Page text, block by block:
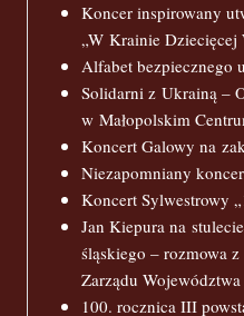
Koncer inspirowany
„W Krainie Dziecięcej
Alfabet bezpiecznego
Solidarni z Ukrainą –
w Małopolskim
Koncert Galowy na
Niezapomniany
Koncert Sylwestrowy
Jan Kiepura na
śląskiego – rozmowa
Zarządu
100. rocznica III